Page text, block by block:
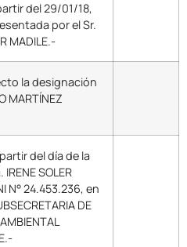
del 29/01/18,
por el Sr.
MADILE.-
la designación
MARTÍNEZ
del día de la
SOLER
N° 24.453.236, en
DE